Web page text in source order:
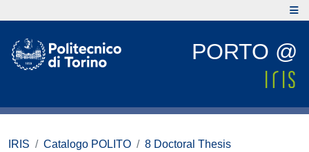
PORTO @
IRIS Catalogo POLITO
8 Doctoral Thesis